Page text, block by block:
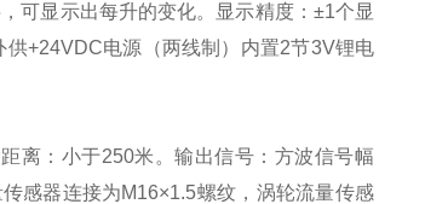
可显示出每升的变化。显示精度：±1个显
+24VDC电源（两线制）内置2节3V锂电
离：小于250米。输出信号：方波信号幅
感器连接为M16×1.5螺纹，涡轮流量传感